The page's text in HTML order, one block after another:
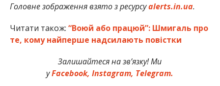
Головне зображення взято з ресурсуalerts.in.ua.
Читати також: “Воюй або працюй”: Шмигаль про
те, кому найперше надсилають повістки
Залишайтеся на зв’язку! Ми
уFacebook, Instagram, Telegram.